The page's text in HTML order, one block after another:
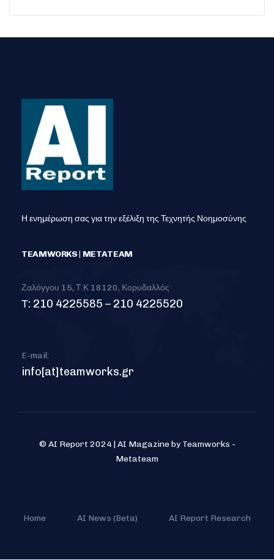
Η ενημέρωση σας για την εξέλιξη της Τεχνητής Νοημοσύνης
TEAMWORKS | METATEAM
Ζαλόγγου 15, Τ.Κ 18120, Κορυδαλλός
Τ: 210 4225585 – 210 4225520
E-mail:
info[at]teamworks.gr
© AI Report 2024 | AI Magazine by Teamworks -
Metateam
Home AI News (Beta) AI Report Research